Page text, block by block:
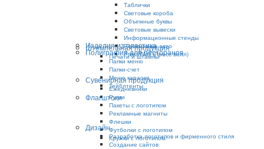
Таблички
Световые короба
Объемные буквы
Световые вывески
Информационные стенды
Реклама на авто
PressWall (Пресс волл)
Штемпельная продукция
Печати и штампы
Полиграфия для ресторанов
Папки меню
Папки-счет
Меню караоке
Тейблтенты
Сувенирная продукция
Ежедневники
Ручки
Пакеты с логотипом
Рекламные магниты
Флешки
Футболки с логотипом
Кружки с логотипом
Изделия из пластика
Дизайн
Разработка логотипов и фирменного стиля
Создание сайтов
Флагштоки